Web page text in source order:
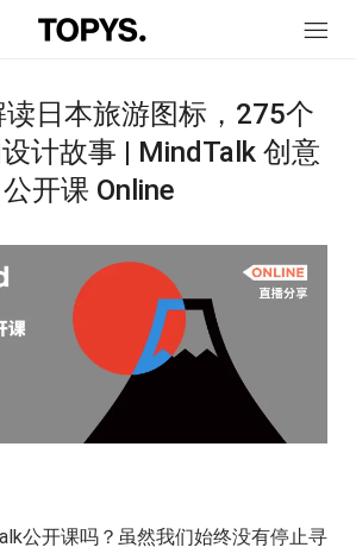
日本旅游图标，275个
计故事 | MindTalk 创意
公开课 Online
公开课吗？虽然我们始终没有停止寻